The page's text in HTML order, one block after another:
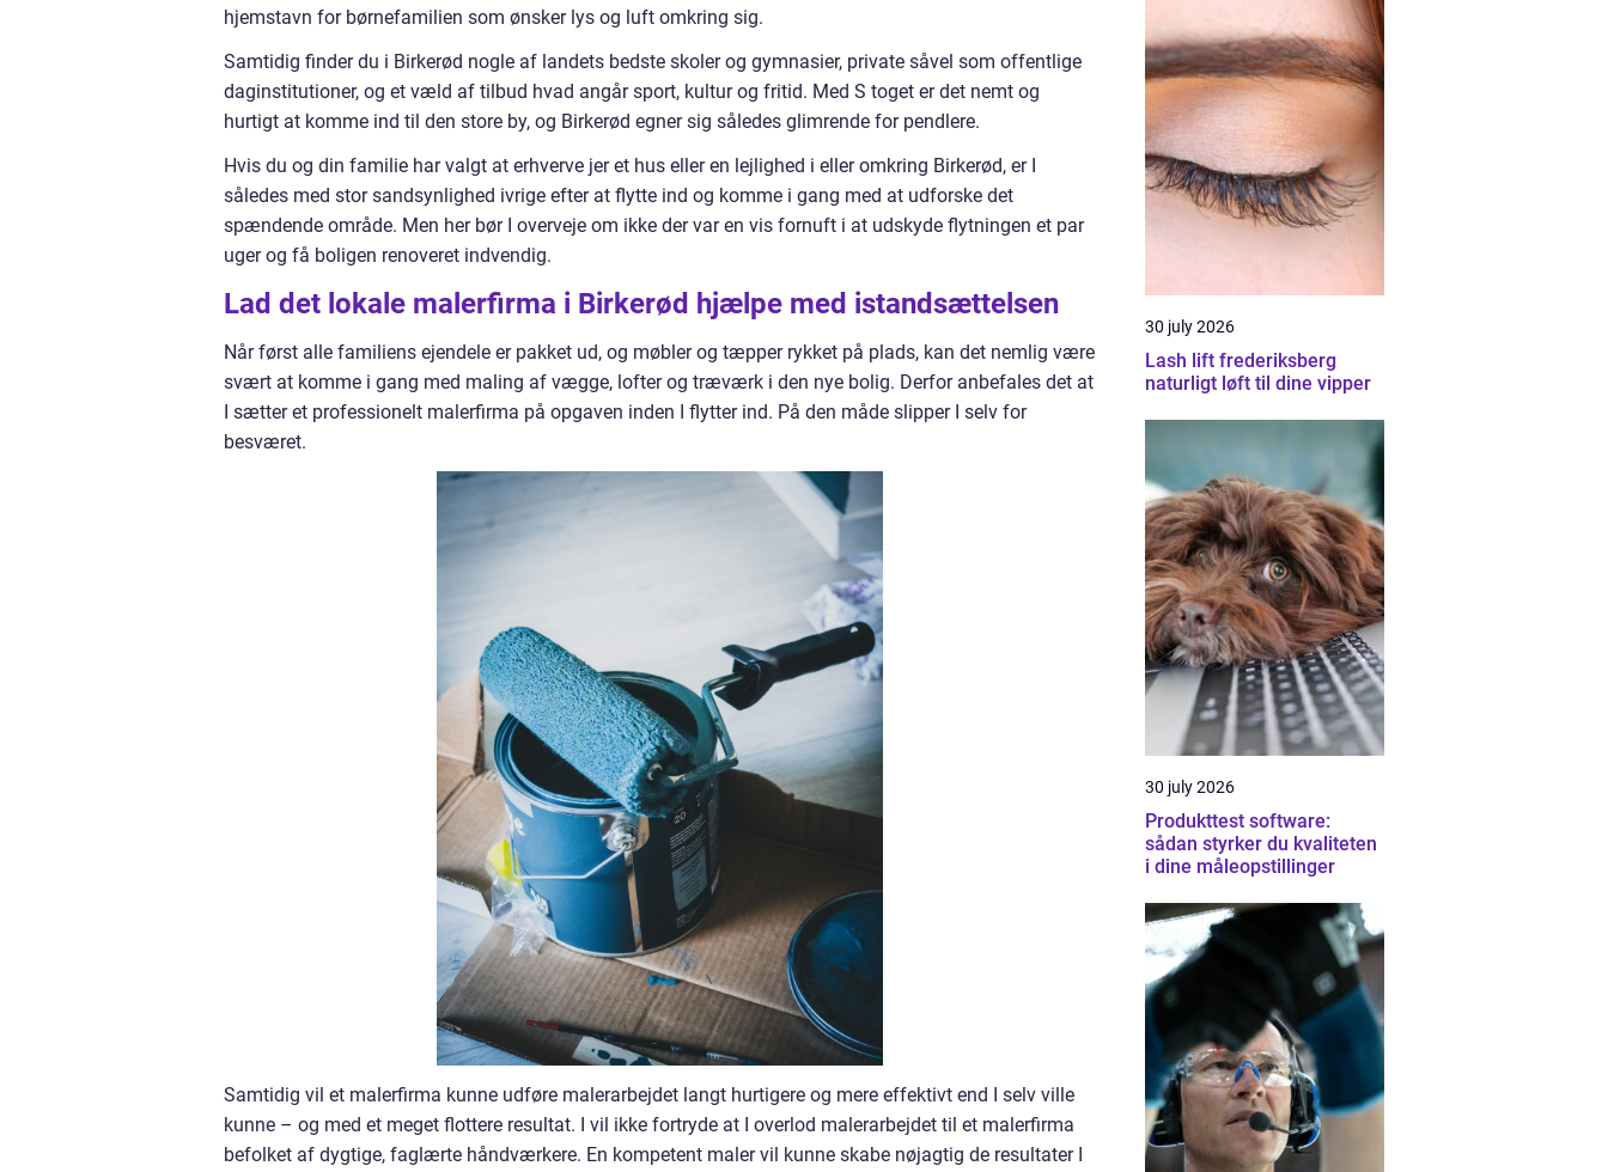
hjemstavn for børnefamilien som ønsker lys og luft omkring sig.
Samtidig finder du i Birkerød nogle af landets bedste skoler og gymnasier, private såvel som offentlige
daginstitutioner, og et væld af tilbud hvad angår sport, kultur og fritid. Med S toget er det nemt og
hurtigt at komme ind til den store by, og Birkerød egner sig således glimrende for pendlere.
Hvis du og din familie har valgt at erhverve jer et hus eller en lejlighed i eller omkring Birkerød, er I
således med stor sandsynlighed ivrige efter at flytte ind og komme i gang med at udforske det
spændende område. Men her bør I overveje om ikke der var en vis fornuft i at udskyde flytningen et par
uger og få boligen renoveret indvendig.
Lad det lokale malerfirma i Birkerød hjælpe med istandsættelsen
Når først alle familiens ejendele er pakket ud, og møbler og tæpper rykket på plads, kan det nemlig være
svært at komme i gang med maling af vægge, lofter og træværk i den nye bolig. Derfor anbefales det at
I sætter et professionelt malerfirma på opgaven inden I flytter ind. På den måde slipper I selv for
besværet.
Samtidig vil et malerfirma kunne udføre malerarbejdet langt hurtigere og mere effektivt end I selv ville
kunne – og med et meget flottere resultat. I vil ikke fortryde at I overlod malerarbejdet til et malerfirma
befolket af dygtige, faglærte håndværkere. En kompetent maler vil kunne skabe nøjagtig de resultater I
30 july 2026
Lash lift frederiksberg
naturligt løft til dine vipper
30 july 2026
Produkttest software:
sådan styrker du kvaliteten
i dine måleopstillinger